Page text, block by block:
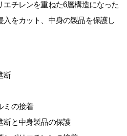
エチレンを重ねた6層構造になった
をカット、中身の製品を保護し
断
の接着
と中身製品の保護